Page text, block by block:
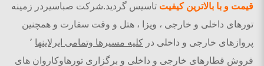
قیمت و با بالاترین کیفیت تاسیس گردید.شرکت صباسیردر زمینه
تورهای داخلی و خارجی ، ویزا ، هتل و وقت سفارت و همچنین
پروازهای خارجی و داخلی در کلیه مسیرها وتمامی ایرلاینها ٬
فروش قطارهای خارجی و داخلی و برگزاری تورهاوکاروان های